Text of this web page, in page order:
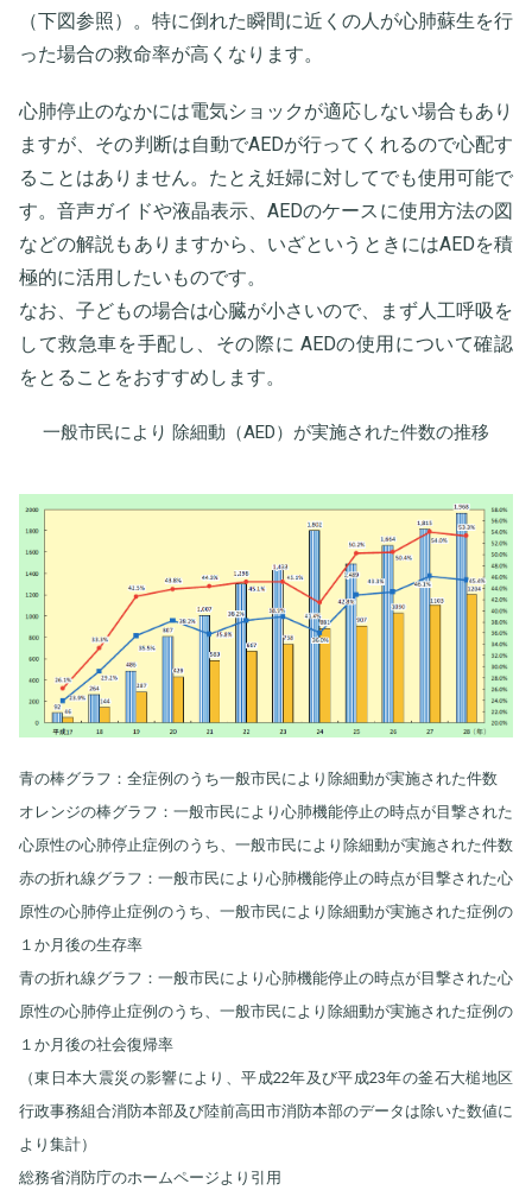
（下図参照）。特に倒れた瞬間に近くの人が心肺蘇生を行
った場合の救命率が高くなります。
心肺停止のなかには電気ショックが適応しない場合もあり
ますが、その判断は自動でAEDが行ってくれるので心配す
ることはありません。たとえ妊婦に対してでも使用可能で
す。音声ガイドや液晶表示、AEDのケースに使用方法の図
などの解説もありますから、いざというときにはAEDを積
極的に活用したいものです。
なお、子どもの場合は心臓が小さいので、まず人工呼吸を
して救急車を手配し、その際に AEDの使用について確認
をとることをおすすめします。
一般市民により 除細動（AED）が実施された件数の推移
青の棒グラフ：全症例のうち一般市民により除細動が実施された件数
オレンジの棒グラフ：一般市民により心肺機能停止の時点が目撃された
心原性の心肺停止症例のうち、一般市民により除細動が実施された件数
赤の折れ線グラフ：一般市民により心肺機能停止の時点が目撃された心
原性の心肺停止症例のうち、一般市民により除細動が実施された症例の
１か月後の生存率
青の折れ線グラフ：一般市民により心肺機能停止の時点が目撃された心
原性の心肺停止症例のうち、一般市民により除細動が実施された症例の
１か月後の社会復帰率
（東日本大震災の影響により、平成22年及び平成23年の釜石大槌地区
行政事務組合消防本部及び陸前高田市消防本部のデータは除いた数値に
より集計）
総務省消防庁のホームページより引用